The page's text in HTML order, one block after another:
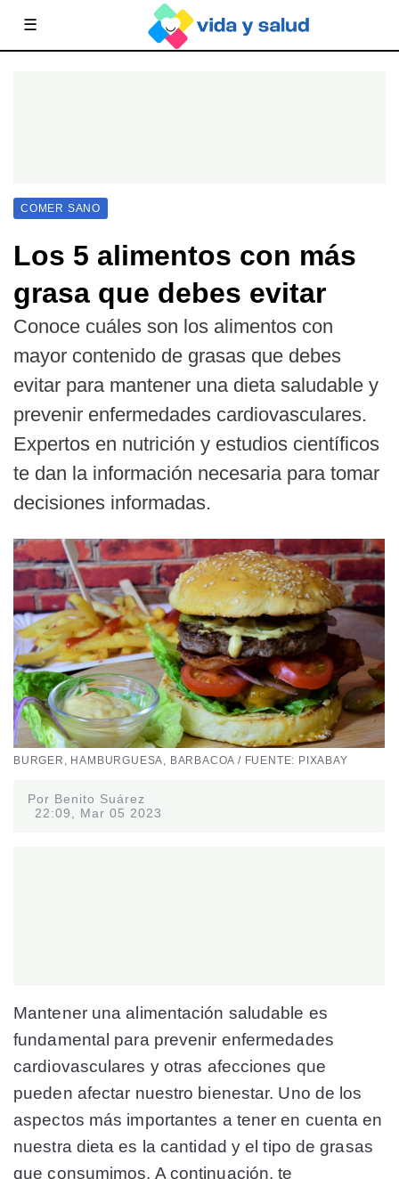
☰
COMER SANO
Los 5 alimentos con más
grasa que debes evitar
Conoce cuáles son los alimentos con
mayor contenido de grasas que debes
evitar para mantener una dieta saludable y
prevenir enfermedades cardiovasculares.
Expertos en nutrición y estudios científicos
te dan la información necesaria para tomar
decisiones informadas.
BURGER, HAMBURGUESA, BARBACOA / FUENTE: PIXABAY
Por Benito Suárez
22:09, Mar 05 2023
Mantener una alimentación saludable es
fundamental para prevenir enfermedades
cardiovasculares y otras afecciones que
pueden afectar nuestro bienestar. Uno de los
aspectos más importantes a tener en cuenta en
nuestra dieta es la cantidad y el tipo de grasas
que consumimos. A continuación, te